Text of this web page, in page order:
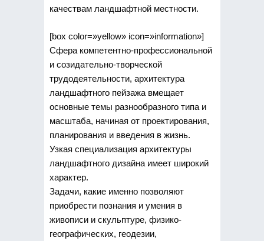
качествам ландшафтной местности.
[box color=»yellow» icon=»information»]
Сфера компетентно-профессиональной
и созидательно-творческой
трудодеятельности, архитектура
ландшафтного пейзажа вмещает
основные темы разнообразного типа и
масштаба, начиная от проектирования,
планирования и введения в жизнь.
Узкая специализация архитектуры
ландшафтного дизайна имеет широкий
характер.
Задачи, какие именно позволяют
приобрести познания и умения в
живописи и скульптуре, физико-
географических, геодезии,